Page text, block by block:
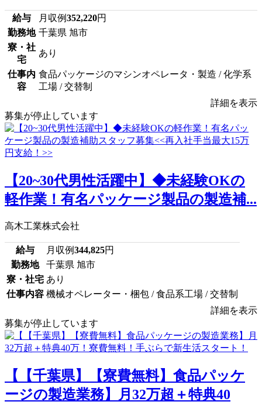
給与 月収例352,220円
勤務地 千葉県 旭市
寮・社
宅
あり
仕事内
容
食品パッケージのマシンオペレータ・製造 / 化学系
工場 / 交替制
詳細を表示
募集が停止しています
【20~30代男性活躍中】◆未経験OKの
軽作業！有名パッケージ製品の製造補...
高木工業株式会社
給与 月収例344,825円
勤務地
千葉県 旭市
寮・社宅 あり
仕事内容 機械オペレーター・梱包 / 食品系工場 / 交替制
詳細を表示
募集が停止しています
【【千葉県】【寮費無料】食品パッケ
ージの製造業務】月32万超＋特典40